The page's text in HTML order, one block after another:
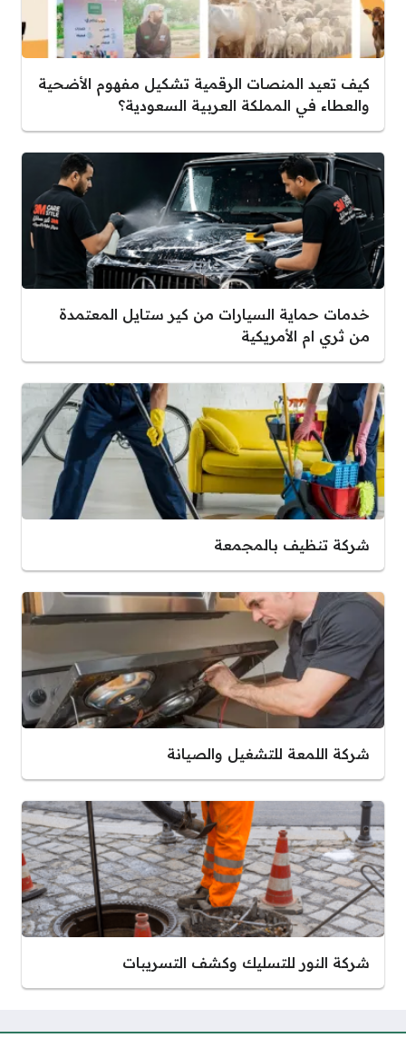
كيف تعيد المنصات الرقمية تشكيل مفهوم الأضحية
والعطاء في المملكة العربية السعودية؟
خدمات حماية السيارات من كير ستايل المعتمدة
من ثري ام الأمريكية
شركة تنظيف بالمجمعة
شركة اللمعة للتشغيل والصيانة
شركة النور للتسليك وكشف التسريبات